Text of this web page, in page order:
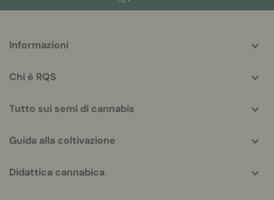
helpful
Informazioni
Chi è RQS
Tutto sui semi di cannabis
Guida alla coltivazione
Didattica cannabica